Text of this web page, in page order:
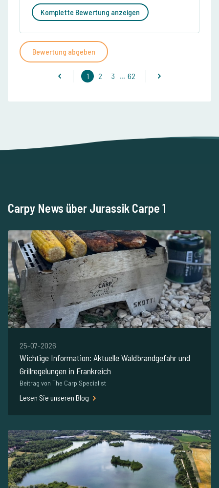
Komplette Bewertung anzeigen
Bewertung abgeben
1 2 3 ... 62
Carpy News über Jurassik Carpe 1
25-07-2026
Wichtige Information: Aktuelle Waldbrandgefahr und
Grillregelungen in Frankreich
Beitrag von The Carp Specialist
Lesen Sie unseren Blog